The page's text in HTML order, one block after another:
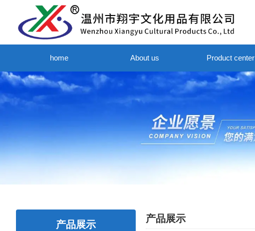
home About us Product center
产品展示
产品展示